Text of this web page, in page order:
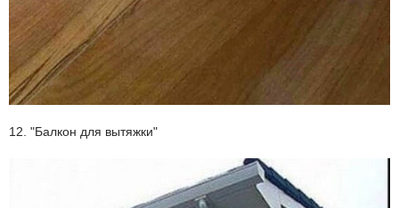
12. "Балкон для вытяжки"